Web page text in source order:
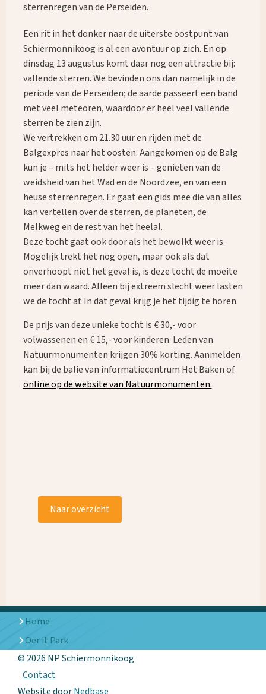
Waar ben je naar op zoek?
sterrenregen van de Perseïden.
Een rit in het donker naar de uiterste oostpunt van
Schiermonnikoog is al een avontuur op zich. En op
dinsdag 13 augustus komt daar nog een attractie bij:
vallende sterren. We bevinden ons dan namelijk in de
periode van de Perseïden; de aarde passeert een band
met veel meteoren, waardoor er heel veel vallende
sterren te zien zijn.
We vertrekken om 21.30 uur en rijden met de
Balgexpres naar het oosten. Aangekomen op de Balg
kun je – mits het helder weer is – genieten van de
weidsheid van het Wad en de Noordzee, en van een
heuse sterrenregen. Er gaat een gids mee die van alles
kan vertellen over de sterren, de planeten, de
Melkweg en de rest van het heelal.
Deze tocht gaat ook door als het bewolkt weer is.
Mogelijk trekt het nog open, maar ook als dat
onverhoopt niet het geval is, is deze tocht de moeite
meer dan waard. Alleen bij extreem slecht weer lasten
we de tocht af. In dat geval krijg je het tijdig te horen.
De prijs van deze unieke tocht is € 30,- voor
volwassenen en € 15,- voor kinderen. Leden van
Natuurmonumenten krijgen 30% korting. Aanmelden
kan bij de balie van informatiecentrum Het Baken of
online op de website van Natuurmonumenten.
Naar overzicht
Home
Oer it Park
© 2026 NP Schiermonnikoog
Contact